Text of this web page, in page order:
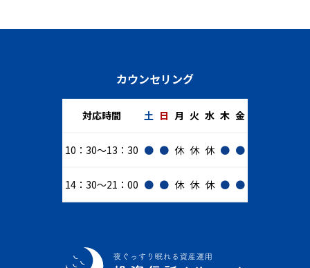
カウンセリング
対応時間 土 日 月 火 水 木 金
10：30～13：30 ● ● 休 休 休 ● ●
14：30～21：00 ● ● 休 休 休 ● ●